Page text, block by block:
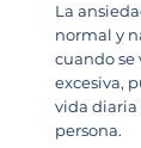
La
normal y
cuando se
excesiva,
vida diaria
persona.